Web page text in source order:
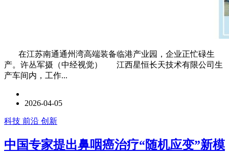
在江苏南通通州湾高端装备临港产业园，企业正忙碌生
产。许丛军摄（中经视觉） 江西星恒长天技术有限公司生
产车间内，工作...
2026-04-05
科技 前沿 创新
中国专家提出鼻咽癌治疗“随机应变”新模